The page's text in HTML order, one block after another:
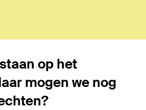
op het
mogen we nog